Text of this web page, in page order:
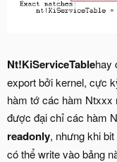
Nt!KiServiceTablehay
export bởi kernel, cực
hàm tớ các hàm Ntxxx
được đại chỉ các hàm
readonly, nhưng khi
có thể write vào bảng